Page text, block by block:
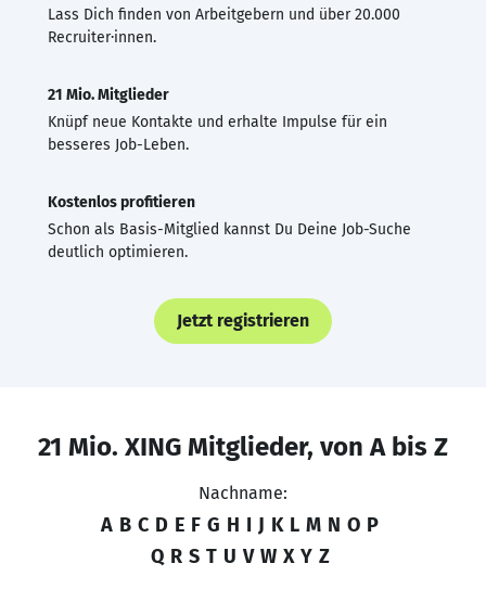
Lass Dich finden von Arbeitgebern und über 20.000
Recruiter·innen.
21 Mio. Mitglieder
Knüpf neue Kontakte und erhalte Impulse für ein
besseres Job-Leben.
Kostenlos profitieren
Schon als Basis-Mitglied kannst Du Deine Job-Suche
deutlich optimieren.
Jetzt registrieren
21 Mio. XING Mitglieder, von A bis Z
Nachname:
A B C D E F G H I J K L M N O P
Q R S T U V W X Y Z